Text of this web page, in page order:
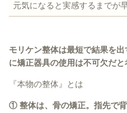
元気になると実感するまでが
モリケン整体は最短で結果を
に矯正器具の使用は不可欠だと
『本物の整体』とは
① 整体は、骨の矯正。指先で